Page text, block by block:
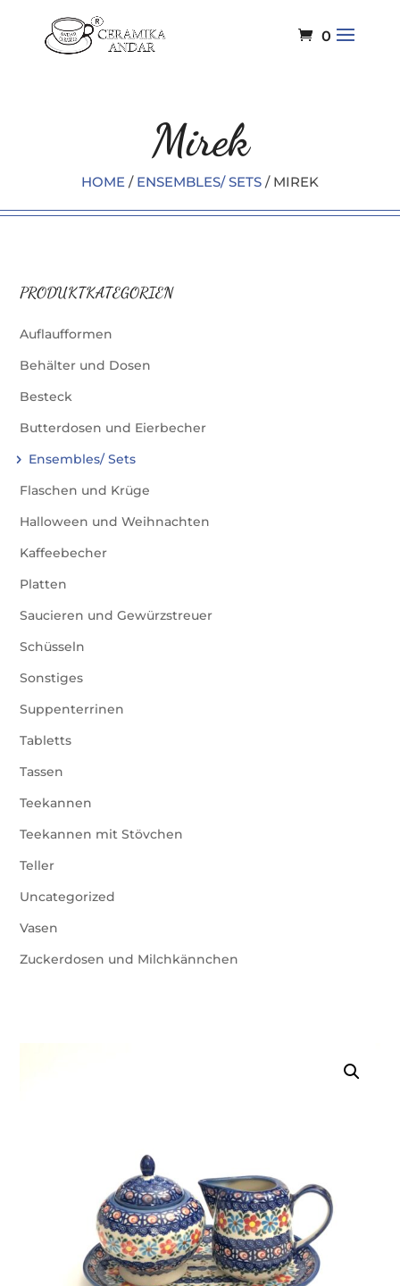
0
Mirek
HOME / ENSEMBLES/ SETS / MIREK
PRODUKTKATEGORIEN
Auflaufformen
Behälter und Dosen
Besteck
Butterdosen und Eierbecher
Ensembles/ Sets
Flaschen und Krüge
Halloween und Weihnachten
Kaffeebecher
Platten
Saucieren und Gewürzstreuer
Schüsseln
Sonstiges
Suppenterrinen
Tabletts
Tassen
Teekannen
Teekannen mit Stövchen
Teller
Uncategorized
Vasen
Zuckerdosen und Milchkännchen